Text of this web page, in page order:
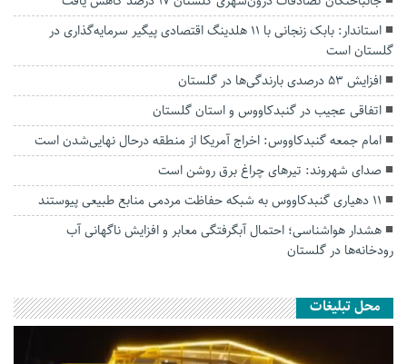
استاندار: بابک زنجانی با ۱۱ هلدینگ اقتصادی پیگیر سرمایه‌گذاری در
گلستان است
افزایش ۵۳ درصدی بارندگی‌ها در گلستان
اتفاقی عجیب در‌ گنبدکاووس و استان گلستان
امام جمعه گنبدکاووس: اخراج آمریکا از منطقه درحال نهایی‌شدن است
صدای شهروند: تیرهای چراغ برق روشن است
۱۱ دهیاری گنبدکاووس به شبکه حفاظت مردمی منابع طبیعی پیوستند
هشدار هواشناسی؛ احتمال آبگرفتگی معابر و افزایش ناگهانی آب
رودخانه‌ها در گلستان
محل تبلیغات